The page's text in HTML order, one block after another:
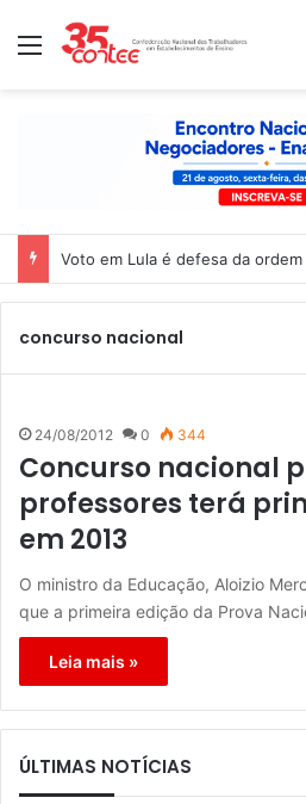
Menu
Voto em Lula é defesa da
concurso nacional
24/08/2012 0 344
Concurso nacional
professores terá
em 2013
O ministro da Educação, Aloizio
que a primeira edição da Prova
Leia mais »
ÚLTIMAS NOTÍCIAS